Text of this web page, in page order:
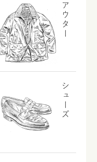
アウター
シューズ